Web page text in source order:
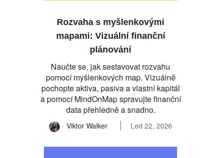
Rozvaha s myšlenkovými
mapami: Vizuální finanční
plánování
Naučte se, jak sestavovat rozvahu
pomocí myšlenkových map. Vizuálně
pochopte aktiva, pasiva a vlastní kapitál
a pomocí MindOnMap spravujte finanční
data přehledně a snadno.
Viktor Walker Led 22, 2026